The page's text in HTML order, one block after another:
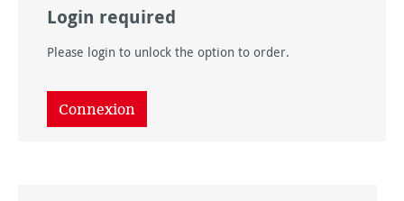
Login required
Please login to unlock the option to order.
Connexion